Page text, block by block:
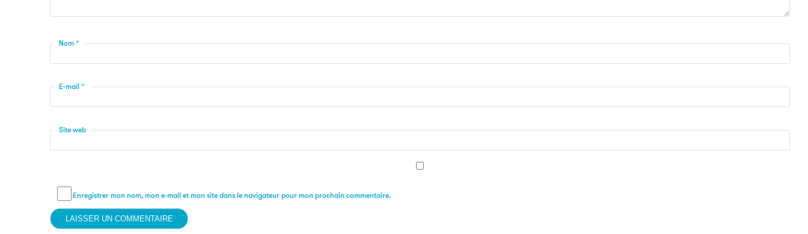
Nom *
E-mail *
Site web
Enregistrer mon nom, mon e-mail et mon site dans le navigateur pour mon prochain commentaire.